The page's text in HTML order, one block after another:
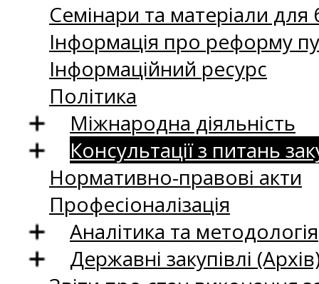
Семінари та матеріали для
Інформація про реформу
Інформаційний ресурс
Політика
Міжнародна діяльність
Консультації з питань
Нормативно-правові акти
Професіоналізація
Аналітика та методологія
Державні закупівлі